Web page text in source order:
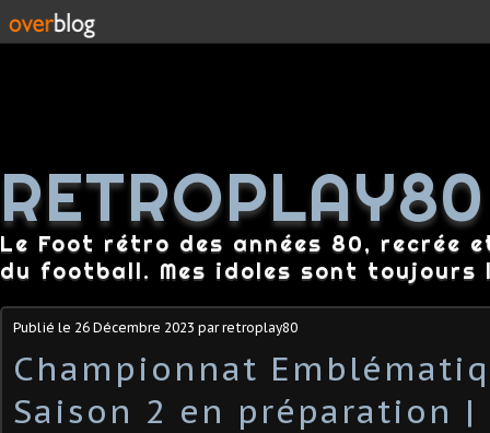
RETROPLAY80
Le Foot rétro des années 80, recrée
du football. Mes idoles sont toujours
Publié le 26 Décembre 2023 par retroplay80
Championnat
Saison 2 en préparation |